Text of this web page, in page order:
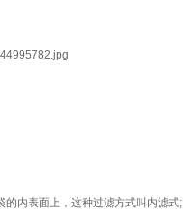
的内表面上，这种过滤方式叫内滤式;